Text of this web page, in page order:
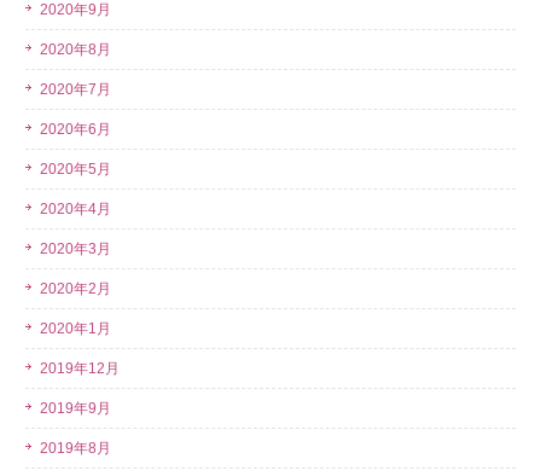
2020年9月
2020年8月
2020年7月
2020年6月
2020年5月
2020年4月
2020年3月
2020年2月
2020年1月
2019年12月
2019年9月
2019年8月